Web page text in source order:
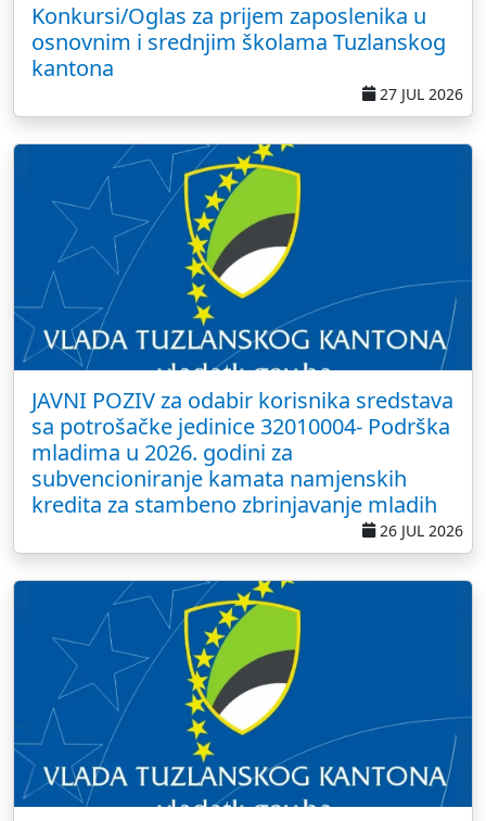
Konkursi/Oglas za prijem zaposlenika u
osnovnim i srednjim školama Tuzlanskog
kantona
27 JUL 2026
JAVNI POZIV za odabir korisnika sredstava
sa potrošačke jedinice 32010004- Podrška
mladima u 2026. godini za
subvencioniranje kamata namjenskih
kredita za stambeno zbrinjavanje mladih
26 JUL 2026